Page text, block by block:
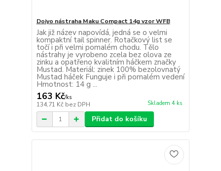
Doiyo nástraha Maku Compact 14g vzor WFB
Jak již název napovídá, jedná se o velmi
kompaktní tail spinner. Rotačkový list se
točí i při velmi pomalém chodu. Tělo
nástrahy je vyrobeno zcela bez olova ze
zinku a opatřeno kvalitním háčkem značky
Mustad. Materiál: zinek 100% bezolovnatý
Mustad háček Funguje i při pomalém vedení
Hmotnost: 14 g ...
163 Kč/ks
134,71 Kč bez DPH Skladem 4 ks
Přidat do košíku